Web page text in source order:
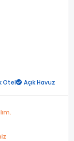
Otel Açık Havuz